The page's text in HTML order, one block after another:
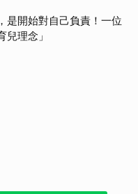
是開始對自己負責！一位
兒理念」